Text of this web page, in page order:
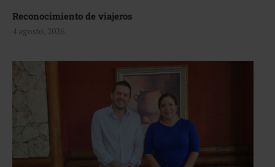
Reconocimiento de viajeros
4 agosto, 2026